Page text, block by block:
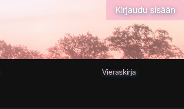
Kirjaudu sisään
Vieraskirja